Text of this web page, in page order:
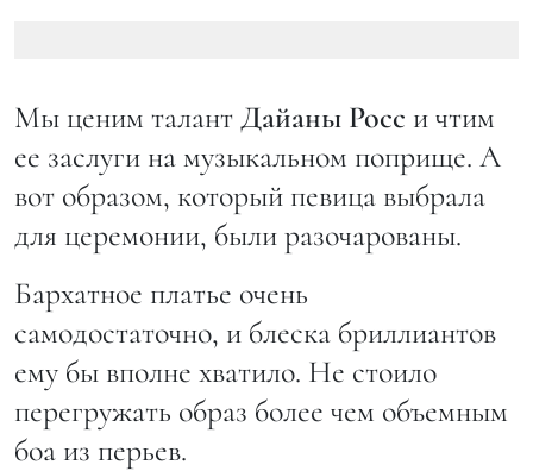
Мы ценим талантДайаны Росс и чтим
ее заслуги на музыкальном поприще. А
вот образом, который певица выбрала
для церемонии, были разочарованы.
Бархатное платье очень
самодостаточно, и блеска бриллиантов
ему бы вполне хватило. Не стоило
перегружать образ более чем объемным
боа из перьев.